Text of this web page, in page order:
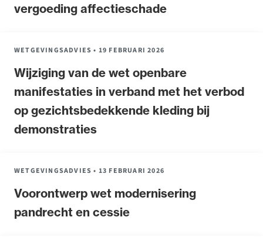
vergoeding affectieschade
Wijziging van de wet openbare
manifestaties in verband met het verbod
op gezichtsbedekkende kleding bij
demonstraties
WETGEVINGSADVIES• 19 FEBRUARI 2026
Voorontwerp wet modernisering
pandrecht en cessie
WETGEVINGSADVIES• 13 FEBRUARI 2026